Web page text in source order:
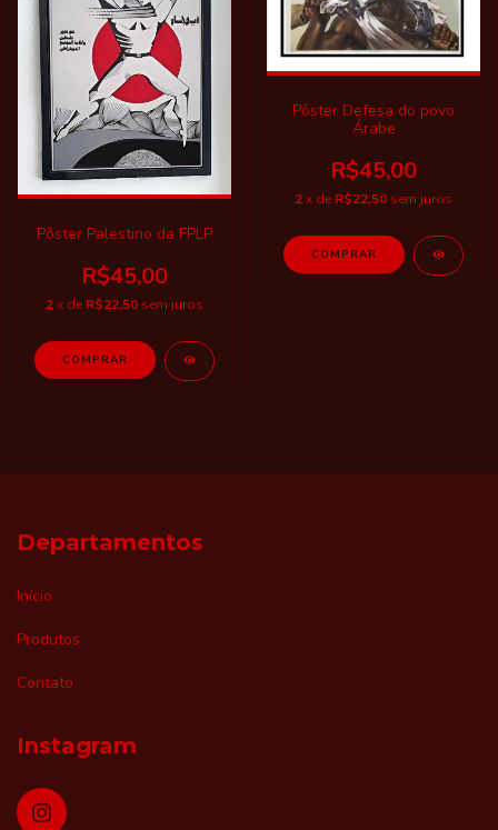
Pôster Palestino da FPLP
R$45,00
2x de R$22,50 sem juros
Pôster Defesa do povo
Árabe
R$45,00
2x de R$22,50 sem juros
Departamentos
Início
Produtos
Contato
Instagram